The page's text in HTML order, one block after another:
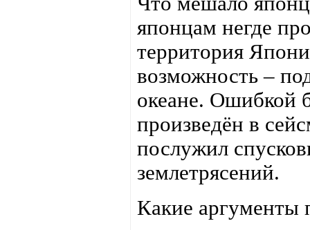
японцам негде
территория
возможность –
океане. Ошибкой
произведён в
послужил
землетрясений.
Какие аргументы